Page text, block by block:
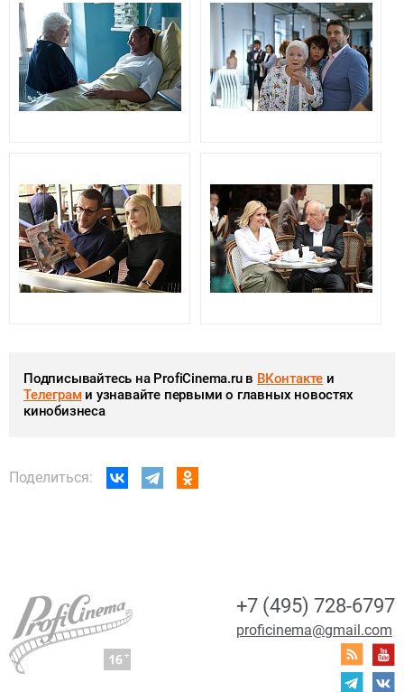
Подписывайтесь на ProfiCinema.ru в ВКонтакте и
Телеграми узнавайте первыми о главных новостях
кинобизнеса
Поделиться:
+7 (495) 728-6797
proficinema@gmail.com